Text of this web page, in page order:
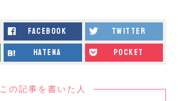
facebook twitter
hatena pocket
この記事を書いた人